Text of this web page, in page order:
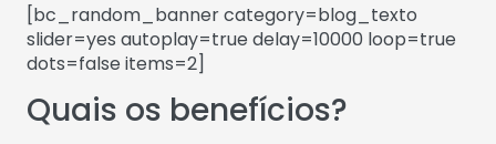
[bc_random_banner category=blog_texto
slider=yes autoplay=true delay=10000 loop=true
dots=false items=2]
Quais os benefícios?